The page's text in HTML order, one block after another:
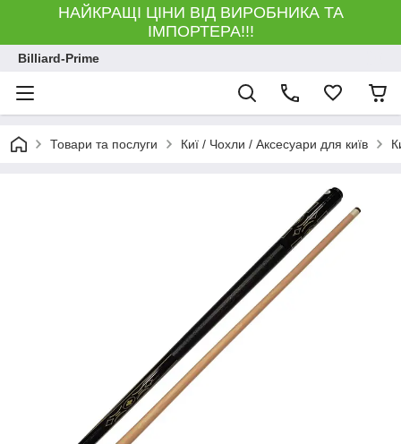
НАЙКРАЩІ ЦІНИ ВІД ВИРОБНИКА ТА
ІМПОРТЕРА!!!
Billiard-Prime
Товари та послуги Киї / Чохли / Аксесуари для київ